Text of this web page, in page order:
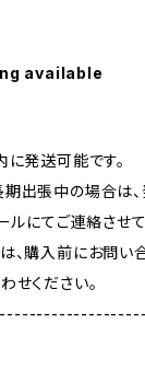
available
発送可能です。
出張中の場合は
ルにてご連絡させて
、購入前にお問い
せください。